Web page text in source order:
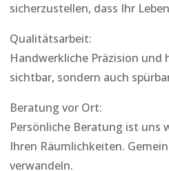
sicherzustellen, dass Ihr
Qualitätsarbeit:
Handwerkliche Präzision
sichtbar, sondern auch
Beratung vor Ort:
Persönliche Beratung ist uns
Ihren Räumlichkeiten.
verwandeln.